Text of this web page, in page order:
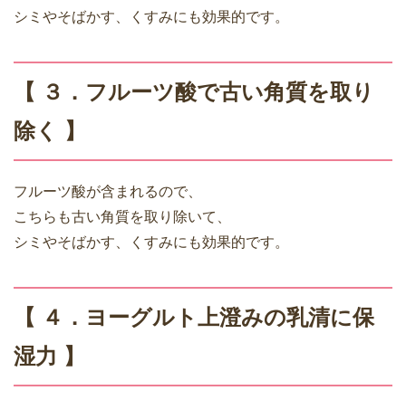
シミやそばかす、くすみにも効果的です。
【 ３．フルーツ酸で古い角質を取り
除く 】
フルーツ酸が含まれるので、
こちらも古い角質を取り除いて、
シミやそばかす、くすみにも効果的です。
【 ４．ヨーグルト上澄みの乳清に保
湿力 】